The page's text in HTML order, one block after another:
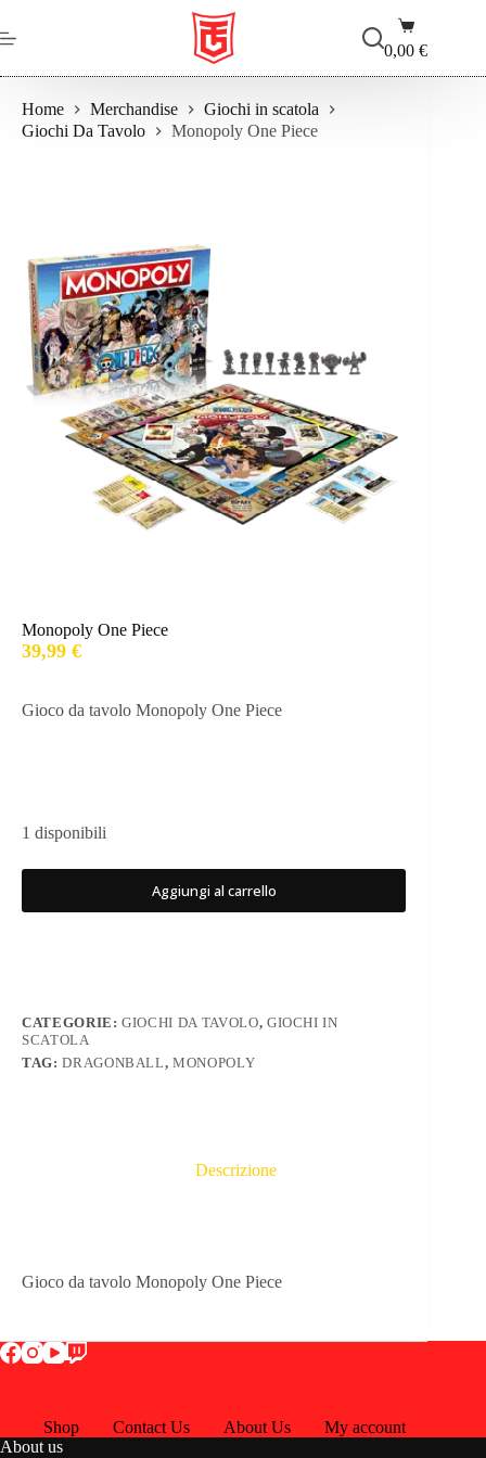
al
contenuto
Carrello
0,00€
Home Merchandise
Giochi in scatola
Giochi Da Tavolo
Monopoly One Piece
Monopoly One Piece
39,99 €
Gioco da tavolo Monopoly One Piece
1 disponibili
Aggiungi al carrello
CATEGORIE:GIOCHI DA TAVOLO, GIOCHI IN
SCATOLA
TAG:DRAGONBALL,MONOPOLY
Descrizione
Gioco da tavolo Monopoly One Piece
Shop Contact Us About Us
My account
About us